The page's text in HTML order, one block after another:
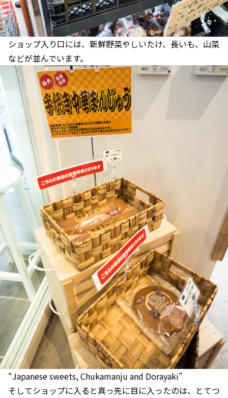
ショップ入り口には、新鮮野菜やしいたけ、長いも、山菜
などが並んでいます。
“Japanese sweets, Chukamanju and Dorayaki”
そしてショップに入ると真っ先に目に入ったのは、とてつ